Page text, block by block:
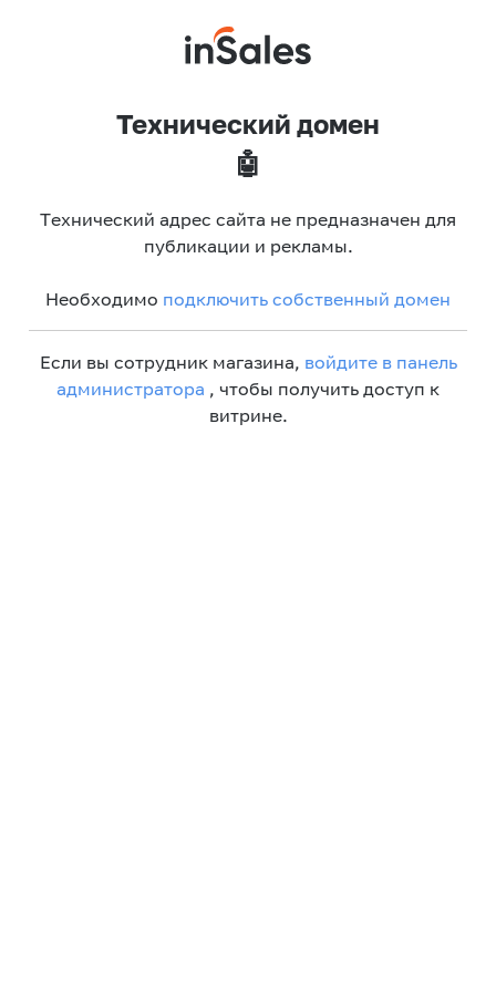
Технический домен
🤖
Технический адрес сайта не предназначен для
публикации и рекламы.
Необходимо подключить собственный домен
Если вы сотрудник магазина, войдите в панель
администратора , чтобы получить доступ к
витрине.